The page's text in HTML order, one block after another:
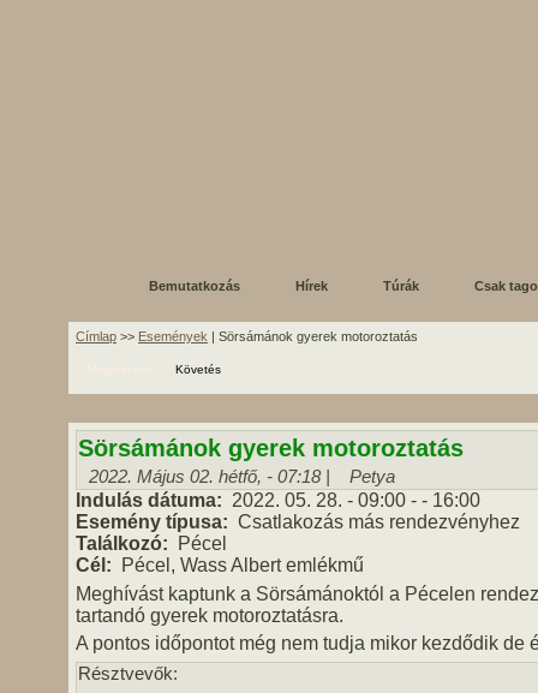
Bemutatkozás Hírek Túrák Csak
Címlap >> Események | Sörsámánok gyerek motoroztatás
Követés
Sörsámánok gyerek motoroztatás
2022. Május 02. hétfő, - 07:18 | Petya
Indulás dátuma: 2022. 05. 28. - 09:00 - - 16:00
Esemény típusa: Csatlakozás más rendezvényhez
Találkozó:
Pécel
Cél:
Pécel, Wass Albert emlékmű
Meghívást kaptunk a Sörsámánoktól a Pécelen
tartandó gyerek motoroztatásra.
A pontos időpontot még nem tudja mikor kezdődik de
Résztvevők: